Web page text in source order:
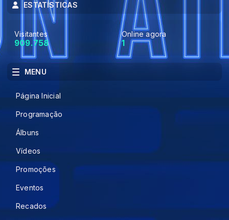
ESTATÍSTICAS
Visitantes
909.758
Online agora
1
MENU
Página Inicial
Programação
Álbuns
Vídeos
Promoções
Eventos
Recados